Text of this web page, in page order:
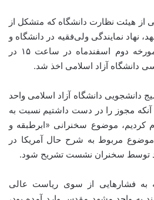
از هیئت نظارت دانشگاه که متشکل از
نهاد نمایندگی ولی‌فقیه در دانشگاه و
ریاست عالی دانشگاه در مورخه دوم اسفندماه در ساعت ۱۵ در
دانشگاه آزاد اسلامی اخذ شد.
دانشجویی دانشگاه آزاد اسلامی واحد
مجوز را در دست داشتیم نسبت به
کردیم، موضوع سخنرانی «ابرطبقه و
موضوع مربوط به شرح حال آمریکا در
توسط سخنران نشست تشریح شود.
به فشار‌هایی از سوی ریاست عالی